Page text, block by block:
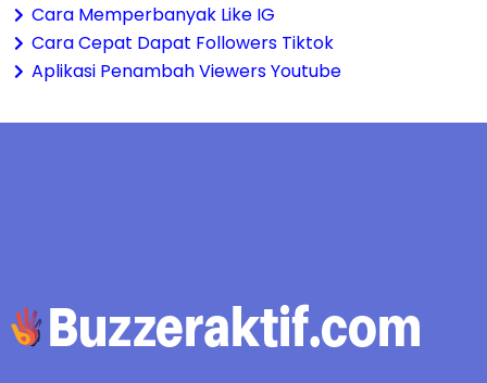
Cara Memperbanyak Like IG
Cara Cepat Dapat Followers Tiktok
Aplikasi Penambah Viewers Youtube